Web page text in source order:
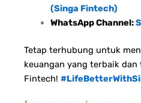
(Singa Fintech)
WhatsApp Channel:
Tetap terhubung untuk
keuangan yang terbaik
Fintech!